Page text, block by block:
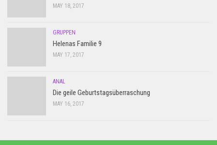
MAY 18, 2017
GRUPPEN
Helenas Familie 9
MAY 17, 2017
ANAL
Die geile Geburtstagsüberraschung
MAY 16, 2017